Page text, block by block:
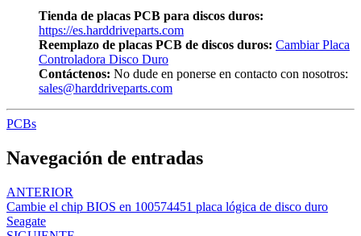
Tienda de placas PCB para discos duros:
https://es.harddriveparts.com
Reemplazo de placas PCB de discos duros: Cambiar Placa
Controladora Disco Duro
Contáctenos: No dude en ponerse en contacto con nosotros:
sales@harddriveparts.com
PCBs
Navegación de entradas
ANTERIOR
Cambie el chip BIOS en 100574451 placa lógica de disco duro
Seagate